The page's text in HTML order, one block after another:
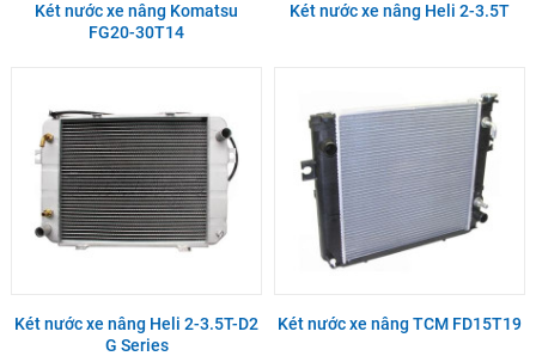
Két nước xe nâng Komatsu
FG20-30T14
Két nước xe nâng Heli 2-3.5T
Két nước xe nâng Heli 2-3.5T-D2
G Series
Két nước xe nâng TCM FD15T19